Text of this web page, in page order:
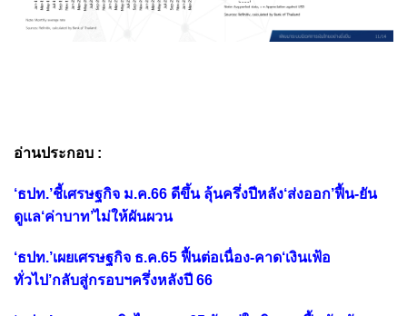
อ่านประกอบ :
‘ธปท.’ชี้เศรษฐกิจ ม.ค.66 ดีขึ้น ลุ้นครึ่งปีหลัง‘ส่งออก’ฟื้น-ยัน
ดูแล‘ค่าบาท’ไม่ให้ผันผวน
‘ธปท.’เผยเศรษฐกิจ ธ.ค.65 ฟื้นต่อเนื่อง-คาด‘เงินเฟ้อ
ทั่วไป’กลับสู่กรอบฯครึ่งหลังปี 66